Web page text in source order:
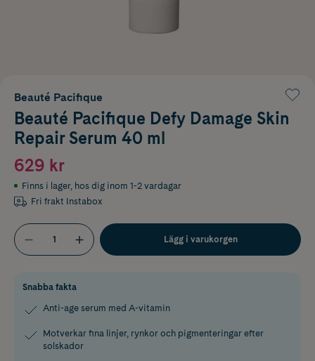
Beauté Pacifique
Beauté Pacifique Defy Damage Skin
Repair Serum 40 ml
629 kr
Finns i lager, hos dig inom 1-2 vardagar
Fri frakt Instabox
Lägg i varukorgen
Snabba fakta
Anti-age serum med A-vitamin
Motverkar fina linjer, rynkor och pigmenteringar efter
solskador